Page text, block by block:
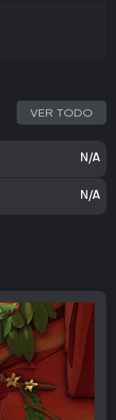
VER TODO
N/A
N/A